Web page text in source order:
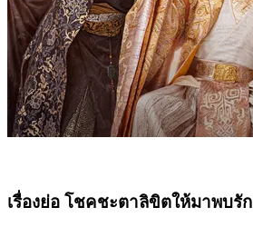
เรื่องย่อ โชคชะตาลิขิตให้มาพบรัก